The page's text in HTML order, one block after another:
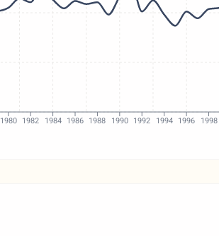
1980 1982 1984 1986 1988 1990 1992 1994 1996 1998